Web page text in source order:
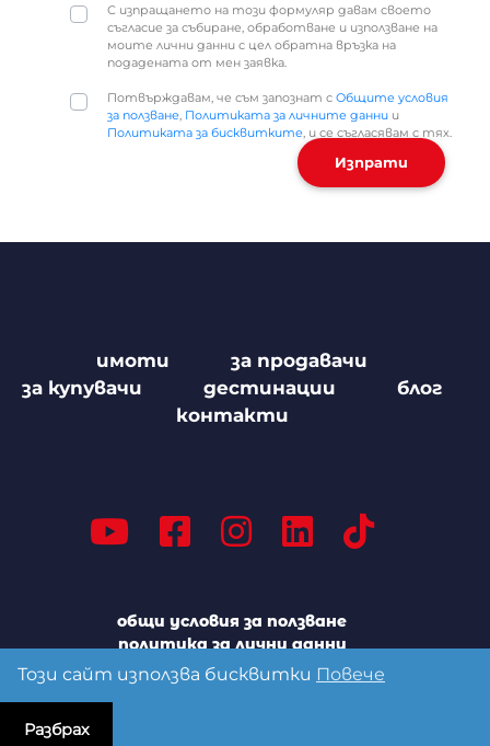
Този сайт използва бисквитки Повече
Разбрах
С изпращането на този формуляр давам своето
съгласие за събиране, обработване и използване на
моите лични данни с цел обратна връзка на
подадената от мен заявка.
Потвърждавам, че съм запознат с Общите условия
за ползване, Политиката за личните даннии
Политиката за бисквитките, и се съгласявам с тях.
Изпрати
имоти
за продавачи
за купувачи
дестинации
блог
контакти
общи условия за ползване
политика за лични данни
политика за бисквитките